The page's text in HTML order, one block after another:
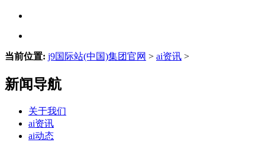
当前位置: j9国际站(中国)集团官网 > ai资讯 >
新闻导航
关于我们
ai资讯
ai动态